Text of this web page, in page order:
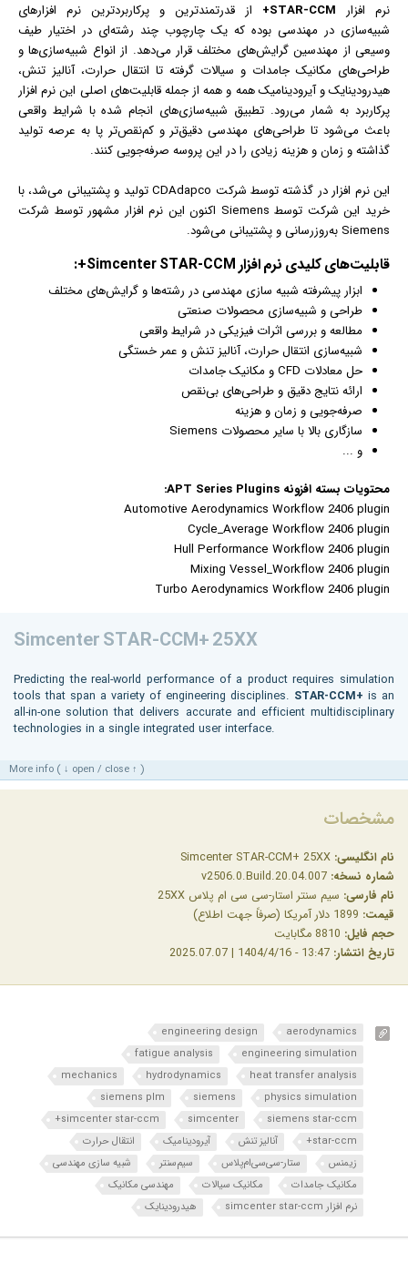
نرم افزار STAR-CCM+
از قدرتمندترین و پرکاربردترین نرم افزارهای
شبیه‌سازی در مهندسی بوده که یک چارچوب چند رشته‌ای در اختیار طیف
وسیعی از مهندسین گرایش‌های مختلف قرار می‌دهد. از انواع شبیه‌سازی‌ها و
طراحی‌های مکانیک جامدات و سیالات گرفته تا انتقال حرارت، آنالیز تنش،
هیدرودینایک و آیرودینامیک همه و همه از جمله قابلیت‌های اصلی این نرم افزار
پرکاربرد به شمار می‌رود. تطبیق شبیه‌سازی‌های انجام شده با شرایط واقعی
باعث می‌شود تا طراحی‌های مهندسی دقیق‌تر و کم‌نقص‌تر پا به عرصه تولید
گذاشته و زمان و هزینه زیادی را در این پروسه صرفه‌جویی کنند.
این نرم افزار در گذشته توسط شرکت CDAdapco تولید و پشتیبانی می‌شد، با
خرید این شرکت توسط Siemens اکنون این نرم افزار مشهور توسط شرکت
Siemens به‌روزرسانی و پشتیبانی می‌شود.
قابلیت‌‌های کلیدی نرم افزار
ابزار پیشرفته شبیه‌ سازی مهندسی در رشته‌ها و گرایش‌های مختلف
طراحی و شبیه‌سازی محصولات صنعتی
مطالعه و بررسی اثرات فیزیکی در شرایط واقعی
شبیه‌سازی انتقال حرارت، آنالیز تنش و عمر خستگی
حل معادلات CFD و مکانیک جامدات
ارائه نتایج دقیق و طراحی‌های بی‌نقص
صرفه‌جویی و زمان و هزینه
سازگاری بالا با سایر محصولات Siemens
و ...
محتویات بسته افزونه APT Series Plugins:
Automotive Aerodynamics Workflow 2406 plugin
Cycle_Average Workflow 2406 plugin
Hull Performance Workflow 2406 plugin
Mixing Vessel_Workflow 2406 plugin
Turbo Aerodynamics Workflow 2406 plugin
Simcenter STAR-CCM+ 25XX
Predicting the real-world performance of a product requires simulation
tools that span a variety of engineering disciplines. STAR-CCM+ is an
all-in-one solution that delivers accurate and efficient multidisciplinary
technologies in a single integrated user interface.
More info ( ↓ open / close ↑ )
مشخصات
نام انگلیسی:
شماره نسخه:
نام فارسی: سیم‌ سنتر استار-سی‌ سی‌ ام‌ پلاس 25XX
قیمت:
حجم فایل:
تاریخ انتشار:
aerodynamics
engineering design
engineering simulation
fatigue analysis
heat transfer analysis
hydrodynamics
mechanics
physics simulation
siemens
siemens plm
siemens star-ccm
simcenter
simcenter star-ccm+
star-ccm+
آنالیز تنش آیرودینامیک
انتقال حرارت
زیمنس
ستار-سی‌سی‌ام‌پلاس سیم‌سنتر
شبیه‌ سازی مهندسی
مکانیک جامدات
مکانیک سیالات
مهندسی مکانیک
نرم افزار simcenter star-ccm
هیدرودینایک